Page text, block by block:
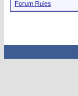
Forum Rules